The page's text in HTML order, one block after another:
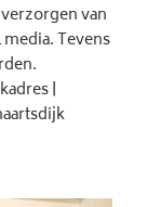
van
Tevens
|